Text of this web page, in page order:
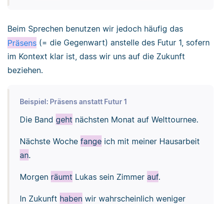
Beim Sprechen benutzen wir jedoch häufig das
Präsens (= die Gegenwart) anstelle des Futur 1, sofern
im Kontext klar ist, dass wir uns auf die Zukunft
beziehen.
Beispiel: Präsens anstatt Futur 1
Die Band geht nächsten Monat auf Welttournee.
Nächste Woche fangeich mit meiner Hausarbeit
an.
Morgen räumt Lukas sein Zimmer auf.
In Zukunft habenwir wahrscheinlich weniger